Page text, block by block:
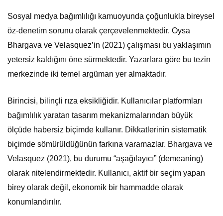
Sosyal medya bağımlılığı kamuoyunda çoğunlukla bireysel
öz-denetim sorunu olarak çerçevelenmektedir. Oysa
Bhargava ve Velasquez’in (2021) çalışması bu yaklaşımın
yetersiz kaldığını öne sürmektedir. Yazarlara göre bu tezin
merkezinde iki temel argüman yer almaktadır.
Birincisi, bilinçli rıza eksikliğidir. Kullanıcılar platformları
bağımlılık yaratan tasarım mekanizmalarından büyük
ölçüde habersiz biçimde kullanır. Dikkatlerinin sistematik
biçimde sömürüldüğünün farkına varamazlar. Bhargava ve
Velasquez (2021), bu durumu “aşağılayıcı” (demeaning)
olarak nitelendirmektedir. Kullanıcı, aktif bir seçim yapan
birey olarak değil, ekonomik bir hammadde olarak
konumlandırılır.